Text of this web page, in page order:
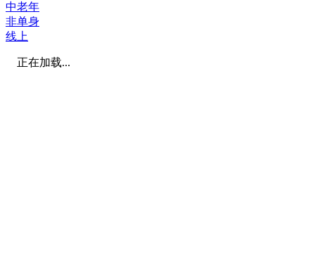
中老年
非单身
线上
正在加载...